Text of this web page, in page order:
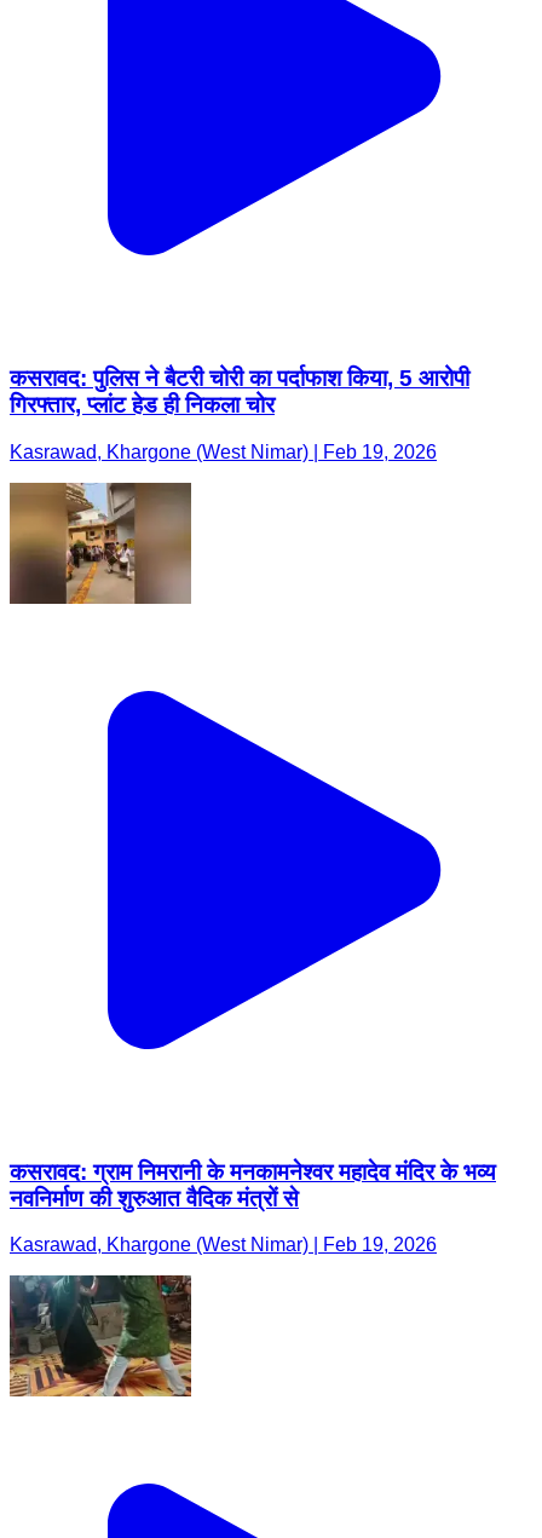
कसरावद: पुलिस ने बैटरी चोरी का पर्दाफाश किया, 5 आरोपी
गिरफ्तार, प्लांट हेड ही निकला चोर
Kasrawad, Khargone (West Nimar) | Feb 19, 2026
कसरावद: ग्राम निमरानी के मनकामनेश्वर महादेव मंदिर के भव्य
नवनिर्माण की शुरुआत वैदिक मंत्रों से
Kasrawad, Khargone (West Nimar) | Feb 19, 2026